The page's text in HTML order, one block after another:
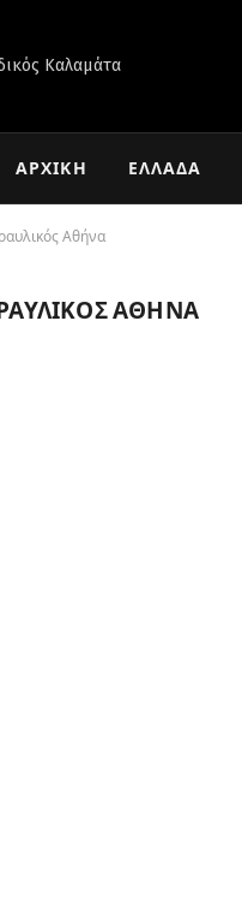
Καλαμάτα
ΑΡΧΙΚΉ ΕΛΛΆΔΑ
Αθήνα
ΑΘΉΝΑ